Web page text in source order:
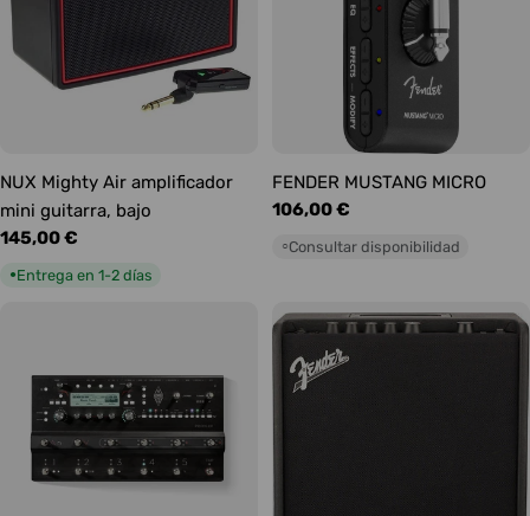
NUX Mighty Air amplificador
mini guitarra, bajo
Precio
145,00 €
●Entrega en 1-2 días
FENDER MUSTANG MICRO
Precio
106,00 €
○Consultar disponibilidad